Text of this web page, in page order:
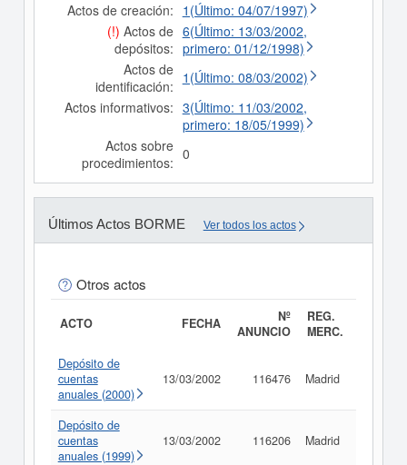
Actos de creación: 1(Último: 04/07/1997)
(!) Actos de
depósitos:
6(Último: 13/03/2002,
primero: 01/12/1998)
Actos de
identificación: 1(Último: 08/03/2002)
Actos informativos: 3(Último: 11/03/2002,
primero: 18/05/1999)
Actos sobre
procedimientos: 0
Últimos Actos BORME Ver todos los actos
Otros actos
ACTO FECHA
Nº
ANUNCIO
REG.
MERC.
Depósito de
cuentas
anuales (2000)
13/03/2002 116476 Madrid
Depósito de
cuentas
anuales (1999)
13/03/2002 116206 Madrid